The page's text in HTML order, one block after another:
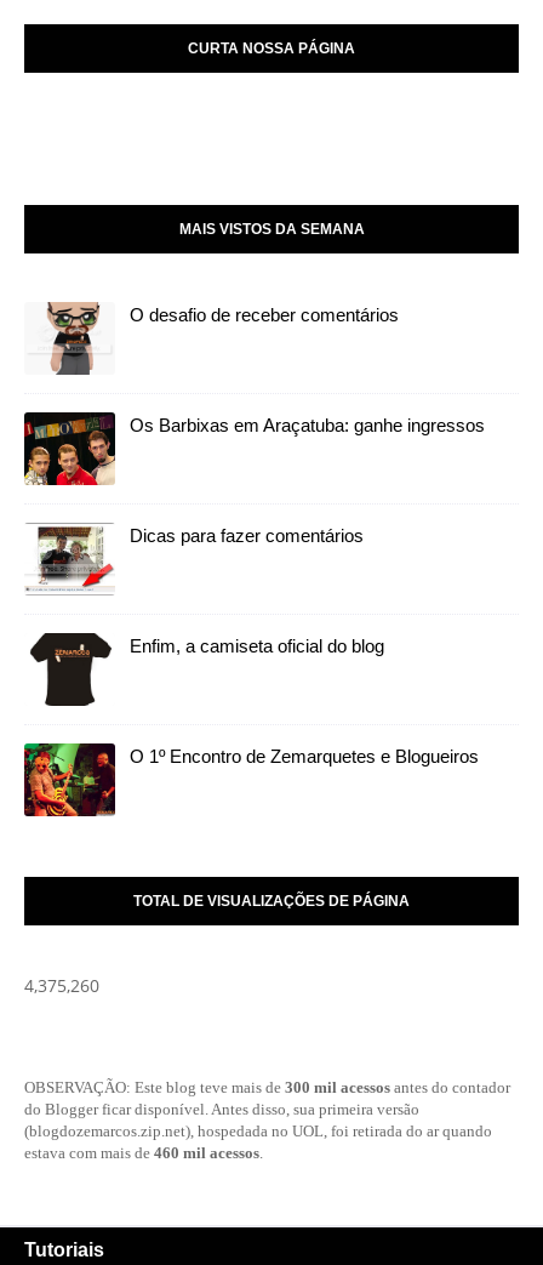
CURTA NOSSA PÁGINA
MAIS VISTOS DA SEMANA
O desafio de receber comentários
Os Barbixas em Araçatuba: ganhe ingressos
Dicas para fazer comentários
Enfim, a camiseta oficial do blog
O 1º Encontro de Zemarquetes e Blogueiros
TOTAL DE VISUALIZAÇÕES DE PÁGINA
4,375,260
OBSERVAÇÃO: Este blog teve mais de 300 mil acessos antes do contador
do Blogger ficar disponível. Antes disso, sua primeira versão
(blogdozemarcos.zip.net), hospedada no UOL, foi retirada do ar quando
estava com mais de 460 mil acessos.
Tutoriais